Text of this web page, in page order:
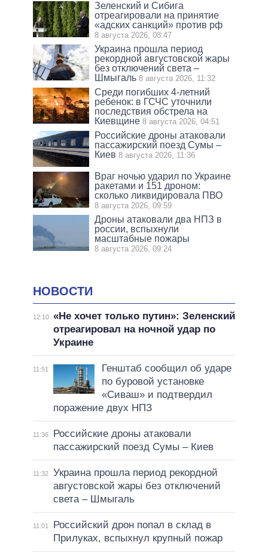
Зеленский и Сибига
отреагировали на принятие
«адских санкций» против рф
8 августа 2026, 08:47
Украина прошла период
рекордной августовской жары
без отключений света –
Шмыгаль 8 августа 2026, 11:32
Среди погибших 4-летний
ребенок: в ГСЧС уточнили
последствия обстрела на
Киевщине 8 августа 2026, 04:51
Российские дроны атаковали
пассажирский поезд Сумы –
Киев 8 августа 2026, 11:36
Враг ночью ударил по Украине
ракетами и 151 дроном:
сколько ликвидировала ПВО
8 августа 2026, 09:59
Дроны атаковали два НПЗ в
россии, вспыхнули
масштабные пожары
8 августа 2026, 09:24
НОВОСТИ
12:10 «Не хочет только путин»: Зеленский
отреагировал на ночной удар по
Украине
11:51
Генштаб сообщил об ударе
по буровой установке
«Сиваш» и подтвердил
поражение двух НПЗ
11:36
Российские дроны атаковали
пассажирский поезд Сумы – Киев
11:32
Украина прошла период рекордной
августовской жары без отключений
света – Шмыгаль
11:01
Российский дрон попал в склад в
Прилуках, вспыхнул крупный пожар